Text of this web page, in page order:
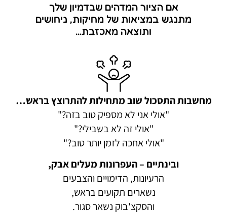
אם הציור המדהים שבדמיון שלך
מתנגש במציאות של מחיקות, ניחושים
ותוצאה מאכזבת...
מחשבות התסכול שוב מתחילות להתרוצץ בראש…
"אולי אני לא מספיק טוב בזה?"
"אולי זה לא בשבילי?"
"אולי אחכה לזמן יותר טוב?"
ובינתיים – העפרונות מעלים אבק,
הרעיונות, הדימויים והצבעים
נשארים תקועים בראש,
והסקצ'בוק נשאר סגור.